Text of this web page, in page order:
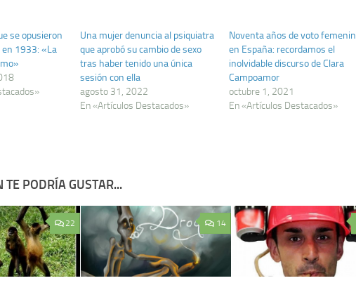
se opusieron
1933: «La
Una mujer denuncia al psiquiatra
que aprobó su cambio de sexo
tras haber tenido una única
sesión con ella
agosto 31, 2022
En «Artículos Destacados»
Noventa años de voto
en España: recordamos el
inolvidable discurso de Clara
Campoamor
octubre 1, 2021
En «Artículos Destacados»
TE PODRÍA GUSTAR...
22 14